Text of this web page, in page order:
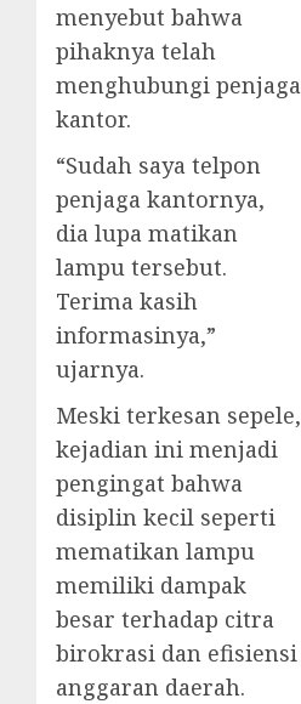
menyebut bahwa
pihaknya telah
menghubungi penjaga
kantor.
“Sudah saya telpon
penjaga kantornya,
dia lupa matikan
lampu tersebut.
Terima kasih
informasinya,”
ujarnya.
Meski terkesan sepele,
kejadian ini menjadi
pengingat bahwa
disiplin kecil seperti
mematikan lampu
memiliki dampak
besar terhadap citra
birokrasi dan efisiensi
anggaran daerah.